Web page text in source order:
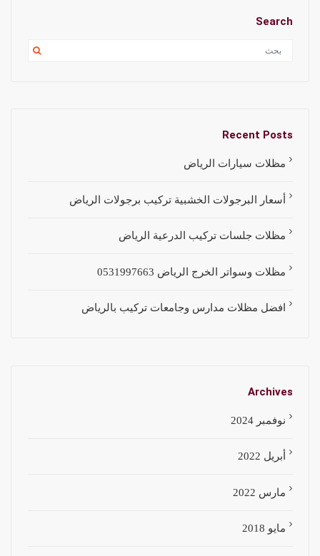
Search
Recent Posts
مظلات سيارات الرياض
أسعار البرجولات الخشبية تركيب برجولات الرياض
مظلات جلسات تركيب الدرعية الرياض
مظلات وسواتر الخرج الرياض 0531997663
افضل مظلات مدارس وجامعات تركيب بالرياض
Archives
نوفمبر 2024
أبريل 2022
مارس 2022
مايو 2018